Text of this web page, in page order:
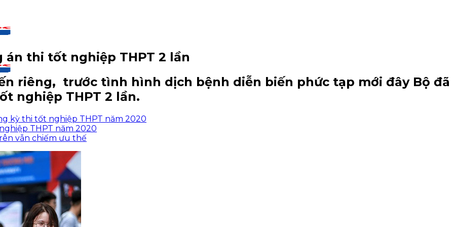
thi tốt nghiệp THPT 2 lần
riêng, trước tình hình dịch bệnh diễn biến phức tạp mới đây Bộ đã
nghiệp THPT 2 lần.
kỳ thi tốt nghiệp THPT năm 2020
THPT năm 2020
vẫn chiếm ưu thế